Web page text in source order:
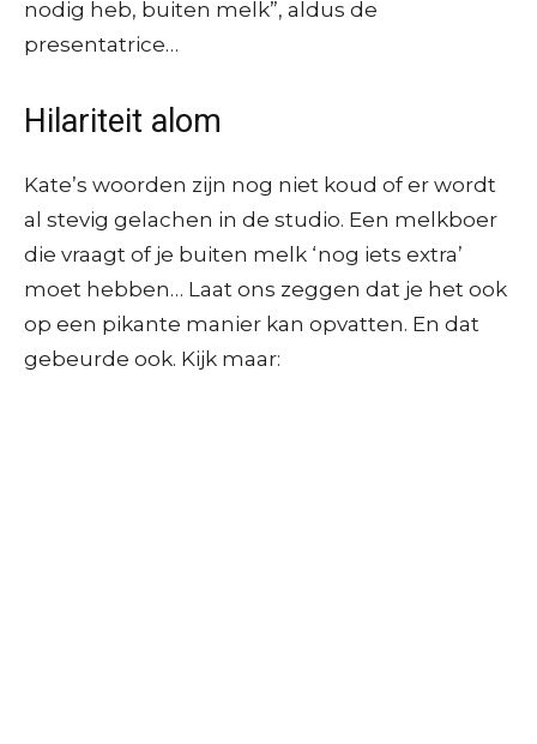
nodig heb, buiten melk”, aldus de
presentatrice…
Hilariteit alom
Kate’s woorden zijn nog niet koud of er wordt
al stevig gelachen in de studio. Een melkboer
die vraagt of je buiten melk ‘nog iets extra’
moet hebben… Laat ons zeggen dat je het ook
op een pikante manier kan opvatten. En dat
gebeurde ook. Kijk maar: